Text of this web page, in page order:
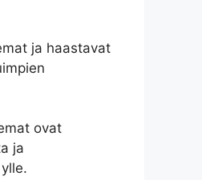
ja haastavat
ovat
ja